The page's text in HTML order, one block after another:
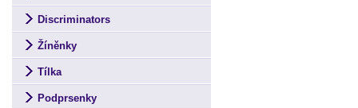
Discriminators
Žíněnky
Tílka
Podprsenky